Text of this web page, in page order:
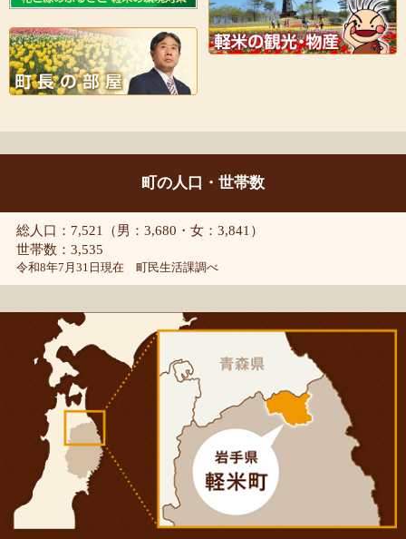
町の人口・世帯数
総人口：7,521（男：3,680・女：3,841）
世帯数：3,535
令和8年7月31日現在 町民生活課調べ